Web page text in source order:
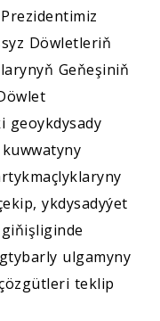
Döwletleriň
Geňeşiniň
geoykdysady
ykdysadyýet
ulgamyny
teklip